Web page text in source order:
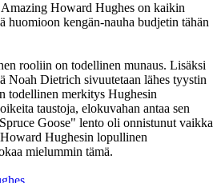
Howard Hughes on kaikin
huomioon kengän-nauha budjetin tähän
rooliin on todellinen munaus. Lisäksi
Noah Dietrich sivuutetaan lähes tyystin
todellinen merkitys Hughesin
taustoja, elokuvahan antaa sen
Goose" lento oli onnistunut vaikka
Hughesin lopullinen
mielummin tämä.